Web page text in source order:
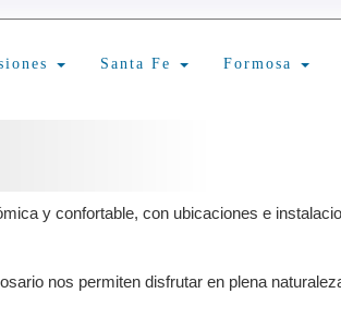
Santa Fe Formosa
y confortable, con ubicaciones e
nos permiten disfrutar en plena